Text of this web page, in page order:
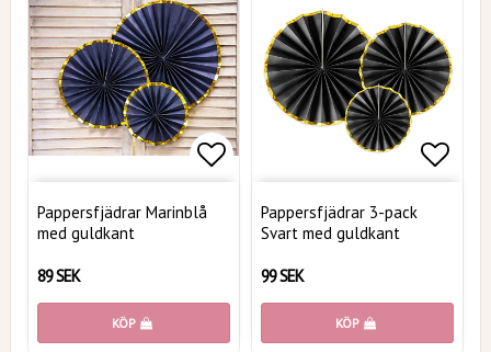
Pappersfjädrar Marinblå
med guldkant
89 SEK
KÖP
Pappersfjädrar 3-pack
Svart med guldkant
99 SEK
KÖP